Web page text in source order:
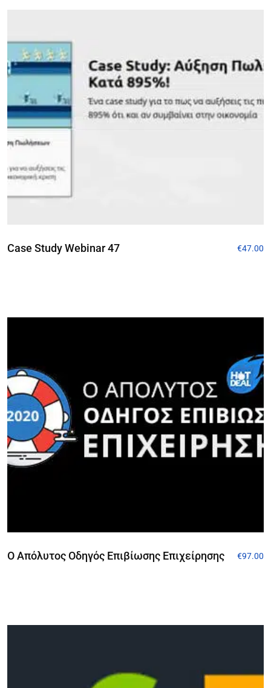
Case Study Webinar 47 €47.00
Ο Απόλυτος Οδηγός Επιβίωσης Επιχείρησης €97.00